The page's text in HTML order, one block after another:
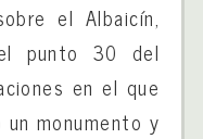
el Albaicín,
punto 30 del
en el que
monumento y